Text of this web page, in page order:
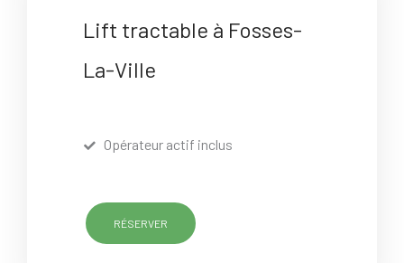
Lift tractable à Fosses-
La-Ville
Opérateur actif inclus
RÉSERVER